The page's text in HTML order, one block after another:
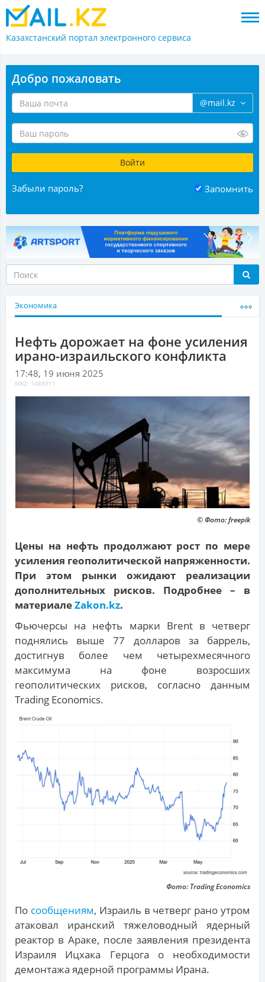
Казахстанский портал электронного сервиса
Добро пожаловать
@mail.kz
Забыли пароль? Запомнить
Экономика
Нефть дорожает на фоне усиления
ирано-израильского конфликта
17:48, 19 июня 2025
MKZ: 1488911
© Фото: freepik
Цены на нефть продолжают рост по мере
усиления геополитической напряженности.
При этом рынки ожидают реализации
дополнительных рисков. Подробнее – в
материалеZakon.kz.
Фьючерсы на нефть марки Brent в четверг
поднялись выше 77 долларов за баррель,
достигнув более чем четырехмесячного
максимума на фоне возросших
геополитических рисков, согласно данным
Trading Economics.
Фото: Trading Economics
По сообщениям, Израиль в четверг рано утром
атаковал иранский тяжеловодный ядерный
реактор в Араке, после заявления президента
Израиля Ицхака Герцога о необходимости
демонтажа ядерной программы Ирана.